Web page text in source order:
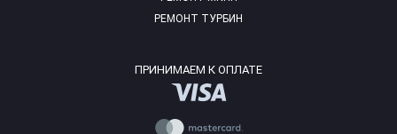
РЕМОНТ ТУРБИН
ПРИНИМАЕМ К ОПЛАТЕ